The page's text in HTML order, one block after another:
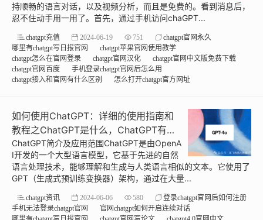
持顺畅的语言对话，以及视频分析，而且是免费的。看到消息后，
忍不住动手用一用了。首先，通过手机访问chaGPT...
chatgpt充值 2024-06-19 751
chatgpt官网永久
哪里有chatgpt写日报官网
chatgpt苹果官网使用教学
chatgpt怎么在官网登录
chatgpt官网汉化
chatgpt官网中文版免费下载
chatgpt官网百度
手机登录chatgpt官网后怎么用
chatgpt接入和官网有什么区别
怎么打开chatgpt官方网址
如何使用ChatGPT：详细的使用指南和
教程之ChatGPT是什么，ChatGPT有哪
些应用范围和优势
ChatGPT简介及应用范围ChatGPT是由OpenA
I开发的一个大型语言模型，它基于先进的自然
语言处理技术，能够理解和生成与人类语言相似的文本。它使用了
GPT（生成式预训练变换器）架构，通过在大量...
chatgpt资讯 2024-06-06 580
登录chatgpt官网后如何注册
手机无法登录chatgpt官网
官网chatgpt如何开启连续对话